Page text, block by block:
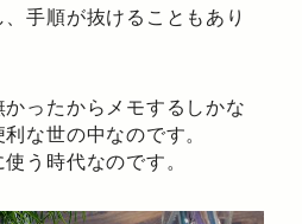
手順が抜けることもあり
ったからメモするしかな
な世の中なのです。
う時代なのです。